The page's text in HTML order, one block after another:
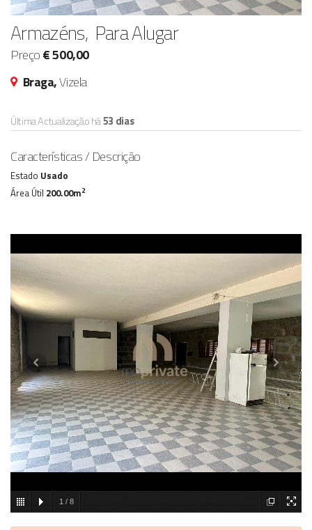
Armazéns, Para Alugar
Preço€ 500,00
Braga,Vizela
Última Actualização há53 dias
Características / Descrição
Estado Usado
Área Útil 200.00m2
1 / 8